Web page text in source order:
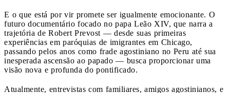
E o que está por vir promete ser igualmente emocionante. O
futuro documentário focado no papa Leão XIV, que narra a
trajetória de Robert Prevost — desde suas primeiras
experiências em paróquias de imigrantes em Chicago,
passando pelos anos como frade agostiniano no Peru até sua
inesperada ascensão ao papado — busca proporcionar uma
visão nova e profunda do pontificado.
Atualmente, entrevistas com familiares, amigos agostinianos, e